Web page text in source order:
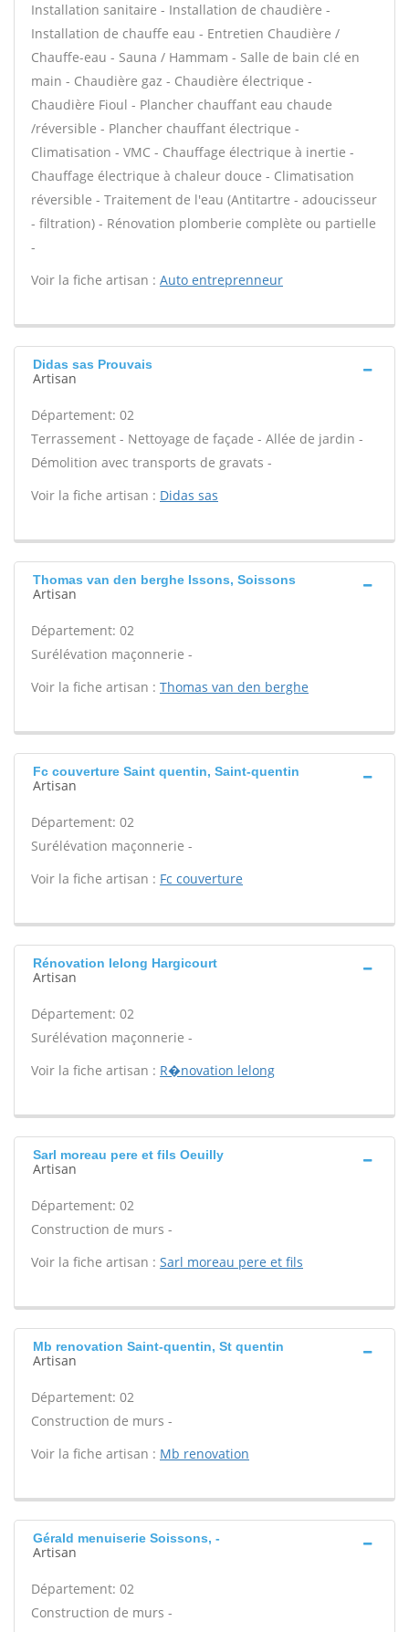
Installation sanitaire - Installation de chaudière -
Installation de chauffe eau - Entretien Chaudière /
Chauffe-eau - Sauna / Hammam - Salle de bain clé en
main - Chaudière gaz - Chaudière électrique -
Chaudière Fioul - Plancher chauffant eau chaude
/réversible - Plancher chauffant électrique -
Climatisation - VMC - Chauffage électrique à inertie -
Chauffage électrique à chaleur douce - Climatisation
réversible - Traitement de l'eau (Antitartre - adoucisseur
- filtration) - Rénovation plomberie complète ou partielle
-
Voir la fiche artisan : Auto entreprenneur
Didas sas Prouvais
Artisan
Département: 02
Terrassement - Nettoyage de façade - Allée de jardin -
Démolition avec transports de gravats -
Voir la fiche artisan : Didas sas
Thomas van den berghe Issons, Soissons
Artisan
Département: 02
Surélévation maçonnerie -
Voir la fiche artisan : Thomas van den berghe
Fc couverture Saint quentin, Saint-quentin
Artisan
Département: 02
Surélévation maçonnerie -
Voir la fiche artisan : Fc couverture
Rénovation lelong Hargicourt
Artisan
Département: 02
Surélévation maçonnerie -
Voir la fiche artisan : R�novation lelong
Sarl moreau pere et fils Oeuilly
Artisan
Département: 02
Construction de murs -
Voir la fiche artisan : Sarl moreau pere et fils
Mb renovation Saint-quentin, St quentin
Artisan
Département: 02
Construction de murs -
Voir la fiche artisan : Mb renovation
Gérald menuiserie Soissons, -
Artisan
Département: 02
Construction de murs -